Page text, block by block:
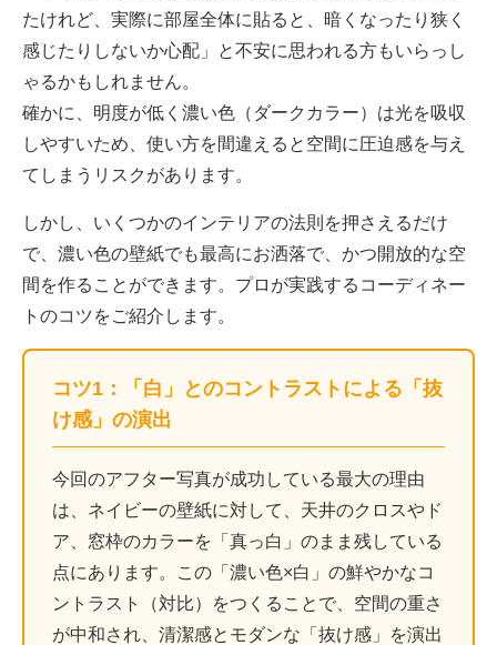
たけれど、実際に部屋全体に貼ると、暗くなったり狭く
感じたりしないか心配」と不安に思われる方もいらっし
ゃるかもしれません。
確かに、明度が低く濃い色（ダークカラー）は光を吸収
しやすいため、使い方を間違えると空間に圧迫感を与え
てしまうリスクがあります。
しかし、いくつかのインテリアの法則を押さえるだけ
で、濃い色の壁紙でも最高にお洒落で、かつ開放的な空
間を作ることができます。プロが実践するコーディネー
トのコツをご紹介します。
コツ1：「白」とのコントラストによる「抜
け感」の演出
今回のアフター写真が成功している最大の理由
は、ネイビーの壁紙に対して、天井のクロスやド
ア、窓枠のカラーを「真っ白」のまま残している
点にあります。この「濃い色×白」の鮮やかなコ
ントラスト（対比）をつくることで、空間の重さ
が中和され、清潔感とモダンな「抜け感」を演出